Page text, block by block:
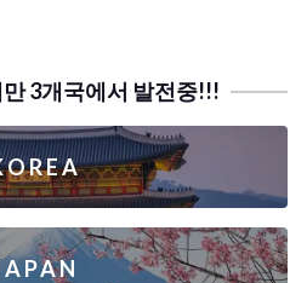
3개국에서 발전중!!!